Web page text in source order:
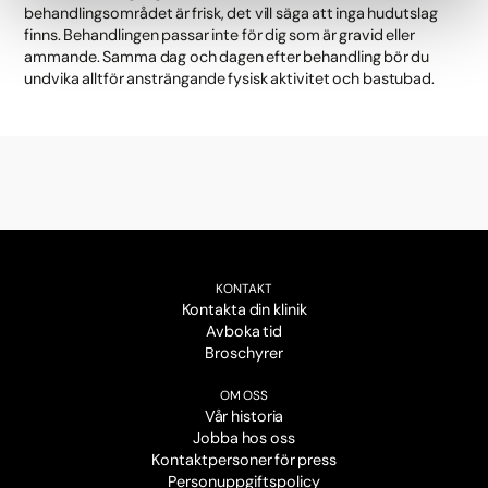
behandlingsområdet är frisk, det vill säga att inga hudutslag
finns. Behandlingen passar inte för dig som är gravid eller
ammande. Samma dag och dagen efter behandling bör du
undvika alltför ansträngande fysisk aktivitet och bastubad.
KONTAKT
Kontakta din klinik
Avboka tid
Broschyrer
OM OSS
Vår historia
Jobba hos oss
Kontaktpersoner för press
Personuppgiftspolicy